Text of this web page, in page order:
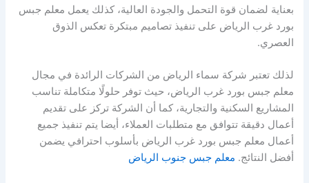
بعناية لضمان قوة التحمل والجودة العالية، كذلك يعمل معلم جبس
بورد غرب الرياض على تنفيذ تصاميم مبتكرة تعكس الذوق
العصري.
لذلك تعتبر شركة سماء الرياض من الشركات الرائدة في مجال
معلم جبس بورد غرب الرياض، حيث توفر حلولًا متكاملة تناسب
المشاريع السكنية والتجارية، كما أن الشركة تركز على تقديم
أعمال دقيقة تتوافق مع متطلبات العملاء، أيضا يتم تنفيذ جميع
أعمال معلم جبس بورد غرب الرياض بأسلوب احترافي يضمن
أفضل النتائج. معلم جبس جنوب الرياض